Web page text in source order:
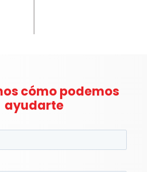
cómo podemos
ayudarte